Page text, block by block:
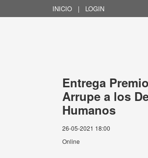
INICIO | LOGIN
Entrega
Arrupe a los
Humanos
26-05-2021 18:00
Online